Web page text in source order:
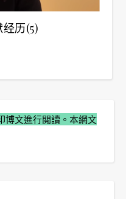
历(5)
博文進行閲讀。本網文